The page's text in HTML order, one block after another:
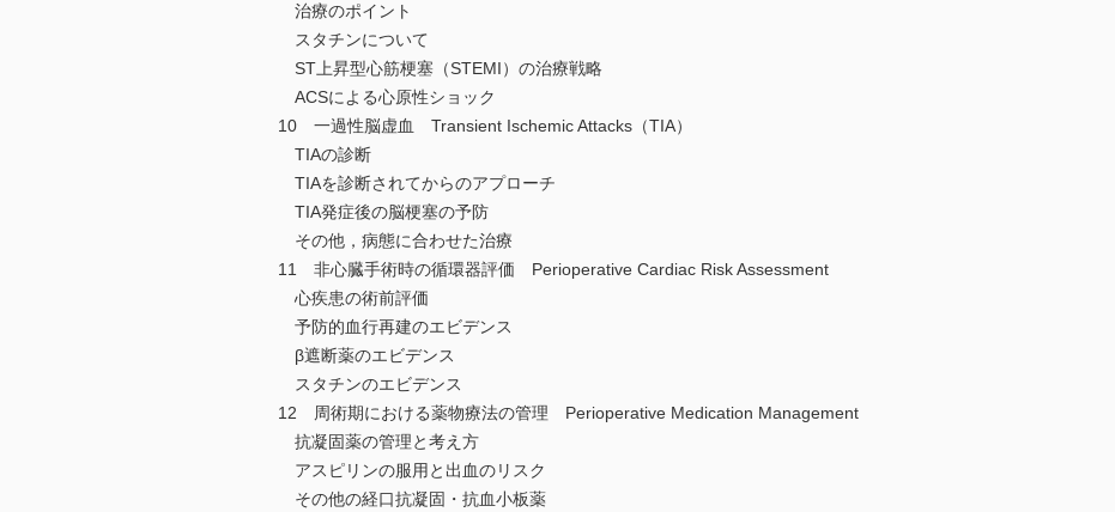
治療のポイント
スタチンについて
ST上昇型心筋梗塞（STEMI）の治療戦略
ACSによる心原性ショック
10 一過性脳虚血 Transient Ischemic Attacks（TIA）
TIAの診断
TIAを診断されてからのアプローチ
TIA発症後の脳梗塞の予防
その他，病態に合わせた治療
11 非心臓手術時の循環器評価 Perioperative Cardiac Risk Assessment
心疾患の術前評価
予防的血行再建のエビデンス
β遮断薬のエビデンス
スタチンのエビデンス
12 周術期における薬物療法の管理 Perioperative Medication Management
抗凝固薬の管理と考え方
アスピリンの服用と出血のリスク
その他の経口抗凝固・抗血小板薬